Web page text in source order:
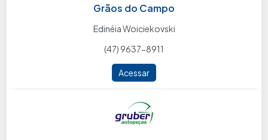
Grãos do Campo
Edinéia Woiciekovski
(47) 9637-8911
Acessar